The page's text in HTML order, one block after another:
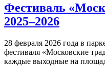
Фестиваль
2025–2026
28 февраля 2026 года в
фестиваля «Московские
каждые выходные на